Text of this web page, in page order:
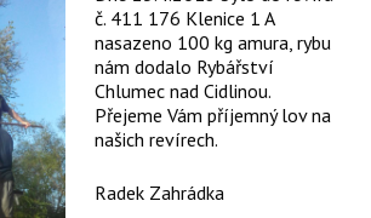
č. 411 176 Klenice 1 A
nasazeno 100 kg amura, rybu
nám dodalo Rybářství
Chlumec nad Cidlinou.
Přejeme Vám příjemný lov na
našich revírech.
Radek Zahrádka